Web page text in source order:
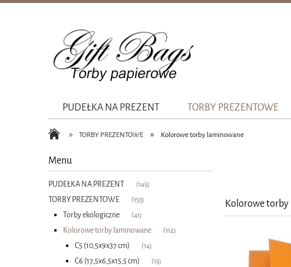
PUDEŁKA NA PREZENT TORBY PREZENTOWE
» TORBY PREZENTOWE » Kolorowe torby laminowane
Menu
PUDEŁKA NA PREZENT (145)
TORBY PREZENTOWE (153)
Torby ekologiczne (41)
Kolorowe torby laminowane (112)
C5 (10,5x9x37 cm) (14)
C6 (17,5x6,5x15,5 cm) (15)
Kolorowe